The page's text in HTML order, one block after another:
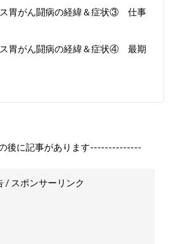
胃がん闘病の経緯＆症状③ 仕事
胃がん闘病の経緯＆症状④ 最期
後に記事があります--------------
/ スポンサーリンク